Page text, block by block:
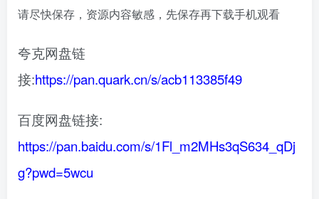
请尽快保存，资源内容敏感，先保存再下载手机观看
夸克网盘链
接:https://pan.quark.cn/s/acb113385f49
百度网盘链接:
https://pan.baidu.com/s/1Fl_m2MHs3qS634_qDj
g?pwd=5wcu